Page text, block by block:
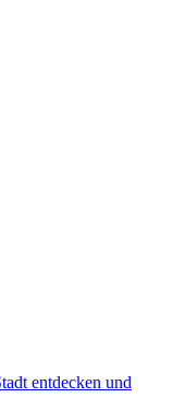
entdecken und